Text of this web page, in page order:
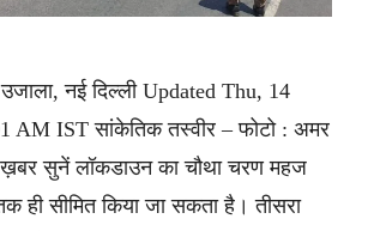
नई दिल्ली Updated Thu, 14
AM IST सांकेतिक तस्वीर – फोटो : अमर
सुनें लॉकडाउन का चौथा चरण महज
ही सीमित किया जा सकता है। तीसरा